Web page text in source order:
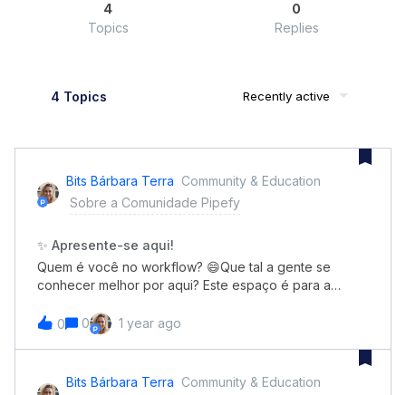
4
Topics
0
Replies
4 Topics Recently active
Bits Bárbara Terra Community & Education
Sobre a Comunidade Pipefy
✨ Apresente-se aqui!
Quem é você no workflow? 😄Que tal a gente se
conhecer melhor por aqui? Este espaço é para a
dos perfis incríveis da nossa comunidade. Pode contar
sobre sua história com o Pipefy, como chegou até
curiosidade ou algo divertido sobre você também é
0 0 1 year ago
Bits Bárbara Terra Community & Education